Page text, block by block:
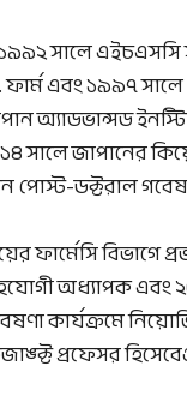
সালে এইচএসসি
এবং ১৯৯৭
অ্যাডভান্সড
সালে জাপানের
পোস্ট-ডক্টরাল
ফার্মেসি বিভাগে
অধ্যাপক এবং
কার্যক্রমে
প্রফেসর